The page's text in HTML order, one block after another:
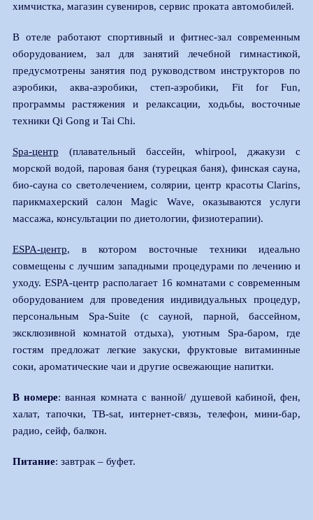
химчистка, магазин сувениров, сервис проката автомобилей.
В отеле работают спортивный и фитнес-зал современным
оборудованием, зал для занятий лечебной гимнастикой,
предусмотрены занятия под руководством инструкторов по
аэробики, аква-аэробики, степ-аэробики, Fit for Fun,
программы растяжения и релаксации, ходьбы, восточные
техники Qi Gong и Tai Chi.
Spa-центр (плавательный бассейн, whirpool, джакузи с
морской водой, паровая баня (турецкая баня), финская сауна,
био-сауна со светолечением, солярии, центр красоты Clarins,
парикмахерский салон Magic Wave, оказываются услуги
массажа, консультации по диетологии, физиотерапии).
ESPA-центр, в котором восточные техники идеально
совмещены с лучшим западными процедурами по лечению и
уходу. ESPA-центр располагает 16 комнатами с современным
оборудованием для проведения индивидуальных процедур,
персональным Spa-Suite (с сауной, парной, бассейном,
эксклюзивной комнатой отдыха), уютным Spa-баром, где
гостям предложат легкие закуски, фруктовые витаминные
соки, ароматические чаи и другие освежающие напитки.
В номере: ванная комната с ванной/ душевой кабиной, фен,
халат, тапочки, ТВ-sat, интернет-связь, телефон, мини-бар,
радио, сейф, балкон.
Питание: завтрак – буфет.